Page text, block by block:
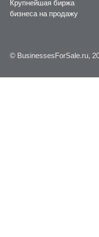
Крупнейшая биржа
бизнеса на продажу
© BusinessesForSale.ru,